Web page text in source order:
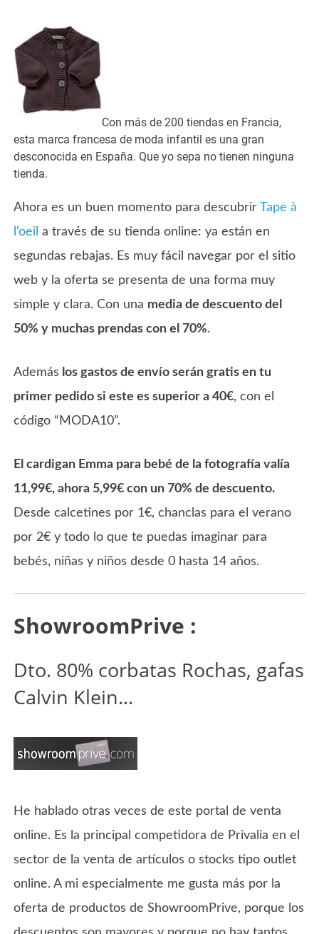
Con más de 200 tiendas en Francia,
esta marca francesa de moda infantil es una gran
desconocida en España. Que yo sepa no tienen ninguna
tienda.
Ahora es un buen momento para descubrirTape à
l’oeil a través de su tienda online: ya están en
segundas rebajas. Es muy fácil navegar por el sitio
web y la oferta se presenta de una forma muy
simple y clara. Con una media de descuento del
50% y muchas prendas con el 70%.
Además los gastos de envío serán gratis en tu
primer pedido si este es superior a 40€, con el
código “MODA10”.
El cardigan Emma para bebé de la fotografía valía
11,99€, ahora 5,99€ con un 70% de descuento.
Desde calcetines por 1€, chanclas para el verano
por 2€ y todo lo que te puedas imaginar para
bebés, niñas y niños desde 0 hasta 14 años.
ShowroomPrive :
Dto. 80% corbatas Rochas, gafas
Calvin Klein…
He hablado otras veces de este portal de venta
online. Es la principal competidora de Privalia en el
sector de la venta de artículos o stocks tipo outlet
online. A mi especialmente me gusta más por la
oferta de productos de ShowroomPrive, porque los